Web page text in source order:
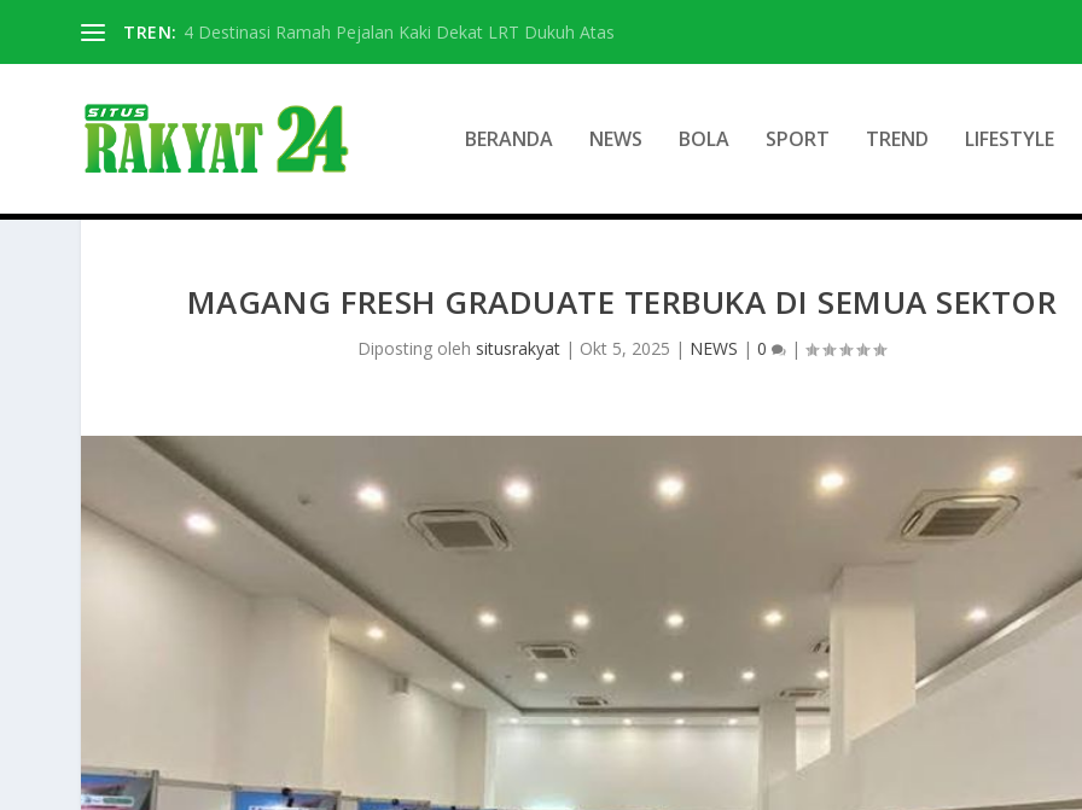
TREN: 4 Destinasi Ramah Pejalan Kaki Dekat LRT Dukuh Atas
BERANDA NEWS BOLA SPORT TREND LIFESTYLE
MAGANG FRESH GRADUATE TERBUKA DI SEMUA SEKTOR
Diposting oleh situsrakyat | Okt 5, 2025 | NEWS |0 |